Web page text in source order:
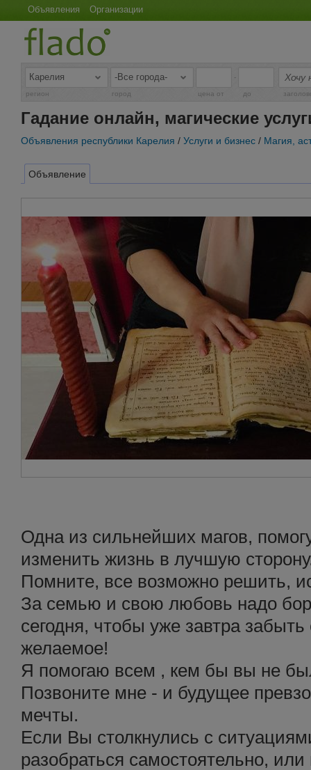
Объявления Организации
-
регион город цена от до
Гадание онлайн, магические
Объявления республики Карелия / Услуги и бизнес / Магия,
Объявление
Одна из сильнейших магов,
изменить жизнь в лучшую
Помните, все возможно решить,
За семью и свою любовь надо
сегодня, чтобы уже завтра
желаемое!
Я помогаю всем , кем бы вы не
Позвоните мне - и будущее
мечты.
Если Вы столкнулись с
разобраться самостоятельно,